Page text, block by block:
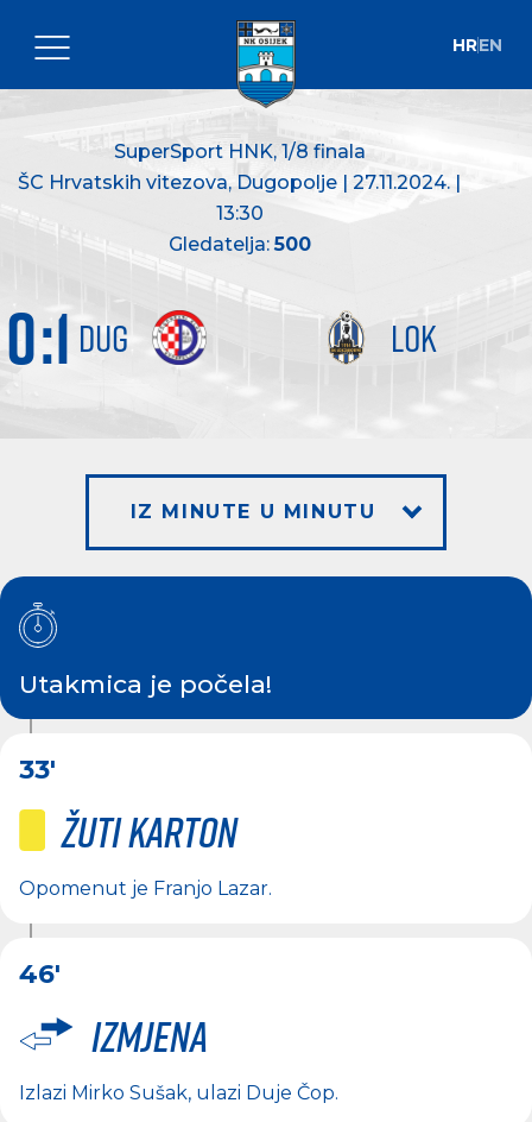
HREN
SuperSport HNK, 1/8 finala
ŠC Hrvatskih vitezova, Dugopolje | 27.11.2024. |
13:30
Gledatelja:500
DUG LOK
0:1
IZ MINUTE U MINUTU
Utakmica je počela!
33'
Žuti karton
Opomenut je Franjo Lazar.
46'
Izmjena
Izlazi Mirko Sušak, ulazi Duje Čop.